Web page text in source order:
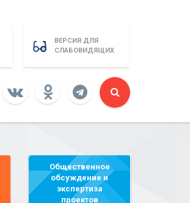
ВЕРСИЯ ДЛЯ
СЛАБОВИДЯЩИХ
Общественное
обсуждение и
экспертиза
проектов